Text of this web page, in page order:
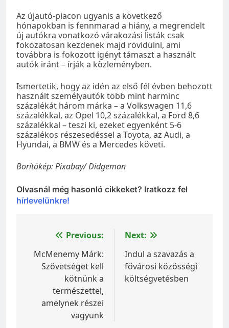
Az újautó-piacon ugyanis a következő
hónapokban is fennmarad a hiány, a megrendelt
új autókra vonatkozó várakozási listák csak
fokozatosan kezdenek majd rövidülni, ami
továbbra is fokozott igényt támaszt a használt
autók iránt – írják a közleményben.
Ismertetik, hogy az idén az első fél évben behozott
használt személyautók több mint harminc
százalékát három márka – a Volkswagen 11,6
százalékkal, az Opel 10,2 százalékkal, a Ford 8,6
százalékkal – teszi ki, ezeket egyenként 5-6
százalékos részesedéssel a Toyota, az Audi, a
Hyundai, a BMW és a Mercedes követi.
Borítókép: Pixabay/ Didgeman
Olvasnál még hasonló cikkeket? Iratkozz fel
hírlevelünkre!
Bejegyzés
navigáció
Previous:
McMenemy Márk:
Szövetséget kell
kötnünk a
természettel,
amelynek részei
vagyunk
Next:
Indul a szavazás a
fővárosi közösségi
költségvetésben